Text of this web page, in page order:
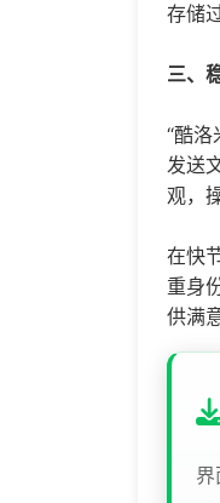
存储
三、
“酷洛
发送
观，
在快
重身
供满